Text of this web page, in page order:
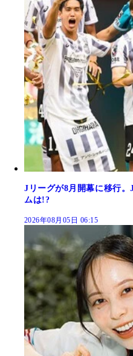
Jリーグが8月開幕に移行
ムは!?
2026年08月05日 06:15